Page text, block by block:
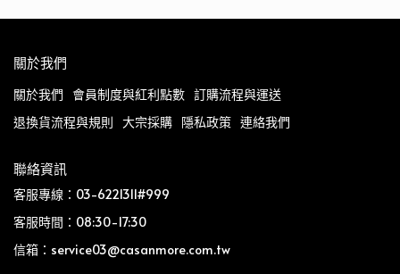
關於我們
關於我們 會員制度與紅利點數 訂購流程與運送
退換貨流程與規則 大宗採購 隱私政策 連絡我們
聯絡資訊
客服專線：03-6221311#999
客服時間：08:30-17:30
信箱：service03@casanmore.com.tw